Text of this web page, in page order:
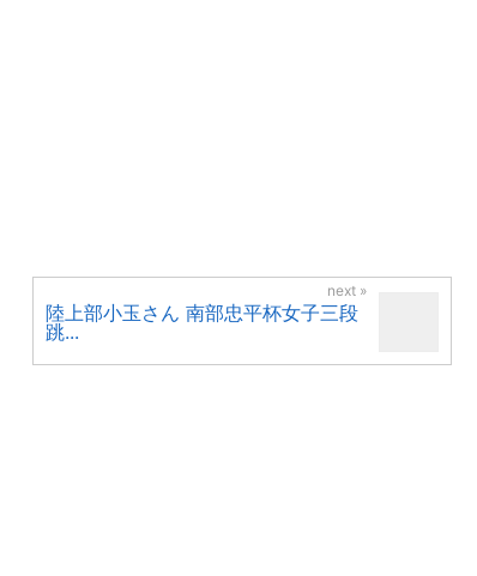
陸上部小玉さん 南部忠平杯女子三段
跳...